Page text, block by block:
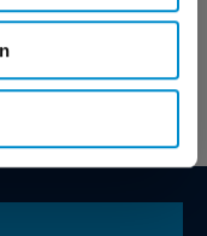
Meer weten? Ik